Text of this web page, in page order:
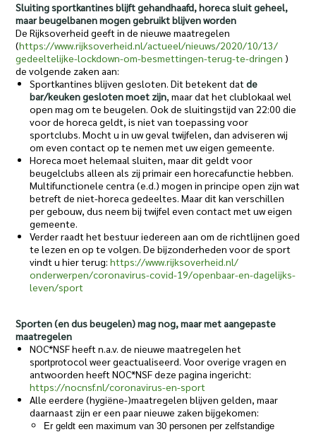
Sluiting sportkantines blijft gehandhaafd, horeca sluit geheel,
maar beugelbanen mogen gebruikt blijven worden
De Rijksoverheid geeft in de nieuwe maatregelen
(https://www.rijksoverheid.nl/actueel/nieuws/2020/10/13/
gedeeltelijke-lockdown-om-besmettingen-terug-te-dringen )
de volgende zaken aan:
Sportkantines blijven gesloten. Dit betekent datde
bar/keuken gesloten moet zijn, maar dat het clublokaal wel
open mag om te beugelen. Ook de sluitingstijd van 22:00 die
voor de horeca geldt, is niet van toepassing voor
sportclubs. Mocht u in uw geval twijfelen, dan adviseren wij
om even contact op te nemen met uw eigen gemeente.
Horeca moet helemaal sluiten, maar dit geldt voor
beugelclubs alleen als zij primair een horecafunctie hebben.
Multifunctionele centra (e.d.) mogen in principe open zijn wat
betreft de niet-horeca gedeeltes. Maar dit kan verschillen
per gebouw, dus neem bij twijfel even contact met uw eigen
gemeente.
Verder raadt het bestuur iedereen aan om de richtlijnen goed
te lezen en op te volgen. De bijzonderheden voor de sport
vindt u hier terug:https://www.rijksoverheid.nl/
onderwerpen/coronavirus-covid-19/openbaar-en-dagelijks-
leven/sport
Sporten (en dus beugelen) mag nog, maar met aangepaste
maatregelen
NOC*NSF heeft n.a.v. de nieuwe maatregelen het
sportprotocol weer geactualiseerd. Voor overige vragen en
antwoorden heeft NOC*NSF deze pagina ingericht:
https://nocnsf.nl/coronavirus-en-sport
Alle eerdere (hygiëne-)maatregelen blijven gelden, maar
daarnaast zijn er een paar nieuwe zaken bijgekomen:
Er geldt een maximum van 30 personen per zelfstandige